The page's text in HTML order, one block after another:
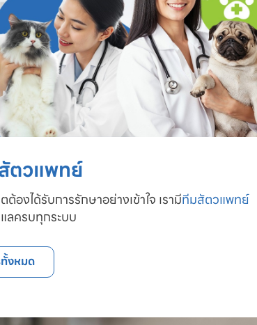
ตวแพทย์
ต้องได้รับการรักษาอย่างเข้าใจ เรามีทีมสัตวแพทย์
ลครบทุกระบบ
งหมด